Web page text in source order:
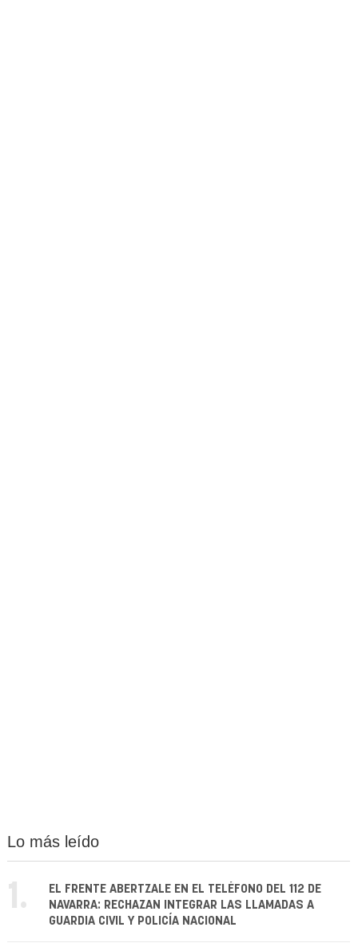
Lo más leído
1.
EL FRENTE ABERTZALE EN EL TELÉFONO DEL 112 DE
NAVARRA: RECHAZAN INTEGRAR LAS LLAMADAS A
GUARDIA CIVIL Y POLICÍA NACIONAL